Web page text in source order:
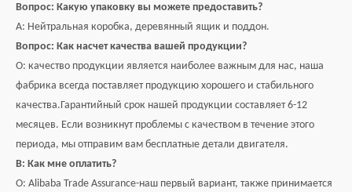
Вопрос: Какую упаковку вы можете предоставить?
A: Нейтральная коробка, деревянный ящик и поддон.
Вопрос: Как насчет качества вашей продукции?
О: качество продукции является наиболее важным для нас, наша
фабрика всегда поставляет продукцию хорошего и стабильного
качества.Гарантийный срок нашей продукции составляет 6-12
месяцев. Если возникнут проблемы с качеством в течение этого
периода, мы отправим вам бесплатные детали двигателя.
В: Как мне оплатить?
О: Alibaba Trade Assurance-наш первый вариант, также принимается